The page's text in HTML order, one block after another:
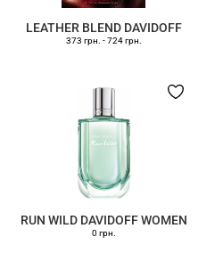
LEATHER BLEND DAVIDOFF
373 грн. -724 грн.
RUN WILD DAVIDOFF WOMEN
0 грн.